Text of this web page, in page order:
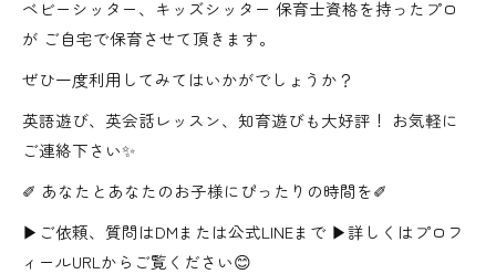
ベビーシッター、キッズシッター⁡ 保育士資格を持ったプロ
が⁡ ご自宅で保育させて頂きます。⁡ ⁡
ぜひ一度利用してみてはいかがでしょうか？⁡ ⁡
英語遊び、英会話レッスン、知育遊びも大好評！⁡ お気軽に
ご連絡下さい✨⁡ ⁡ ⁡
✐ あなたとあなたのお子様にぴったりの時間を✐⁡ ⁡ ⁡
▶ご依頼、質問はDMまたは公式LINEまで⁡ ▶詳しくはプロフ
ィールURLからご覧ください😊⁡